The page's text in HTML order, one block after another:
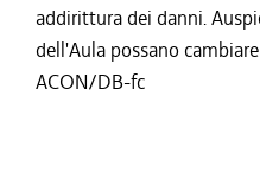
addirittura dei danni.
dell'Aula possano
ACON/DB-fc